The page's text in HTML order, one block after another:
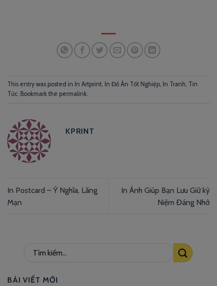
This entry was posted in In Artprint, In Đồ Án Tốt Nghiệp, In Tranh, Tin
Tức. Bookmark the permalink.
KPRINT
In Postcard – Ý Nghĩa, Lãng
Mạn
In Ảnh Giúp Bạn Lưu Giữ kỷ
Niệm Đáng Nhớ
BÀI VIẾT MỚI